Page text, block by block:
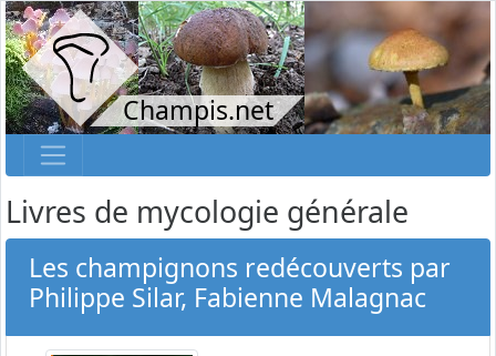
Champis.net
Livres de mycologie générale
Les champignons redécouverts par
Philippe Silar, Fabienne Malagnac